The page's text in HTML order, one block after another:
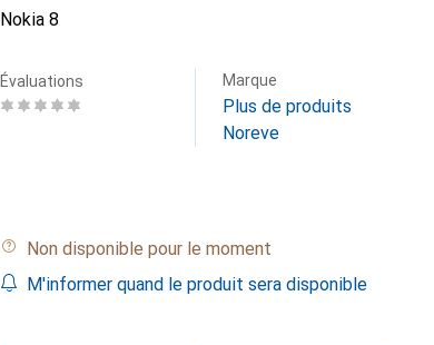
Nokia 8
Évaluations Marque
Plus de produits
Noreve
Non disponible pour le moment
M'informer quand le produit sera disponible